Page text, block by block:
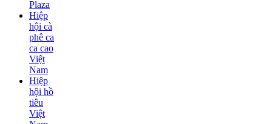
Plaza
Hiệp
hội cà
phê ca
ca cao
Việt
Nam
Hiệp
hội hồ
tiêu
Việt